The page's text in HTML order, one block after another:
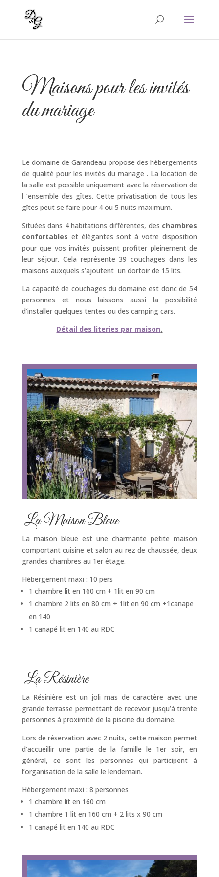
Maisons pour les invités
du mariage
Le domaine de Garandeau propose des hébergements
de qualité pour les invités du mariage . La location de
la salle est possible uniquement avec la réservation de
l ‘ensemble des gîtes. Cette privatisation de tous les
gîtes peut se faire pour 4 ou 5 nuits maximum.
Situées dans 4 habitations différentes, des chambres
confortables et élégantes sont à votre disposition
pour que vos invités puissent profiter pleinement de
leur séjour. Cela représente 39 couchages dans les
maisons auxquels s’ajoutent un dortoir de 15 lits.
La capacité de couchages du domaine est donc de 54
personnes et nous laissons aussi la possibilité
d’installer quelques tentes ou des camping cars.
Détail des literies par maison.
La Maison Bleue
La maison bleue est une charmante petite maison
comportant cuisine et salon au rez de chaussée, deux
grandes chambres au 1er étage.
Hébergement maxi : 10 pers
1 chambre lit en 160 cm + 1lit en 90 cm
1 chambre 2 lits en 80 cm + 1lit en 90 cm +1canape
en 140
1 canapé lit en 140 au RDC
La Résinière
La Résinière est un joli mas de caractère avec une
grande terrasse permettant de recevoir jusqu’à trente
personnes à proximité de la piscine du domaine.
Lors de réservation avec 2 nuits, cette maison permet
d’accueillir une partie de la famille le 1er soir, en
général, ce sont les personnes qui participent à
l’organisation de la salle le lendemain.
Hébergement maxi : 8 personnes
1 chambre lit en 160 cm
1 chambre 1 lit en 160 cm + 2 lits x 90 cm
1 canapé lit en 140 au RDC